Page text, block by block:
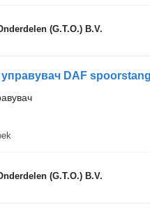
(G.T.O.) B.V.
управувач DAF
(G.T.O.) B.V.